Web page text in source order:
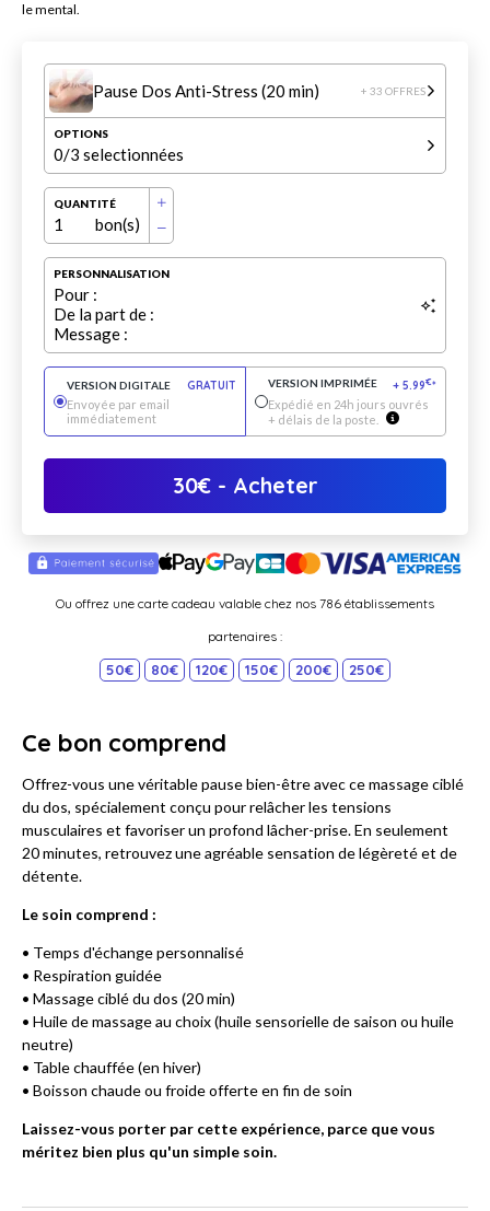
le mental.
Pause Dos Anti-Stress (20 min) + 33 OFFRES
OPTIONS
0/3 selectionnées
QUANTITÉ
1 bon(s)
PERSONNALISATION
Pour :
De la part de :
Message :
VERSION DIGITALE
GRATUIT
Envoyée par email
immédiatement
VERSION IMPRIMÉE + 5.99€*
Expédié en 24h jours ouvrés
+ délais de la poste.
30€- Acheter
Ou offrez une carte cadeau valable chez nos 786 établissements
partenaires :
50€ 80€ 120€ 150€ 200€ 250€
Ce bon comprend
Offrez-vous une véritable pause bien-être avec ce massage ciblé
du dos, spécialement conçu pour relâcher les tensions
musculaires et favoriser un profond lâcher-prise. En seulement
20 minutes, retrouvez une agréable sensation de légèreté et de
détente.
Le soin comprend :
• Temps d'échange personnalisé
• Respiration guidée
• Massage ciblé du dos (20 min)
• Huile de massage au choix (huile sensorielle de saison ou huile
neutre)
• Table chauffée (en hiver)
• Boisson chaude ou froide offerte en fin de soin
Laissez-vous porter par cette expérience, parce que vous
méritez bien plus qu'un simple soin.